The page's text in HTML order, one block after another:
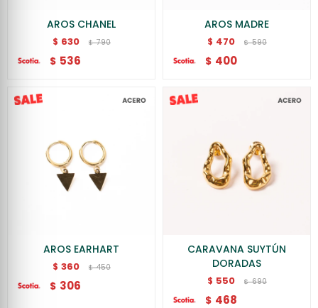
AROS CHANEL
$ 630 $ 790
$ 536
AROS MADRE
$ 470 $ 590
$ 400
AROS EARHART
$ 360 $ 450
$ 306
CARAVANA SUYTÚN
DORADAS
$ 550 $ 690
$ 468